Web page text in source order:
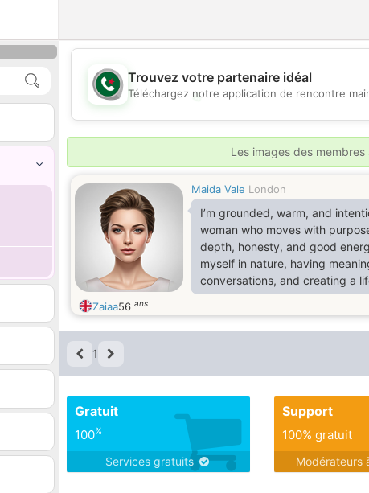
💖
Trouvez votre partenaire idéal
Téléchargez notre application de rencontre
Les images des
Maida Vale London
I’m grounded, warm, and
woman who moves with
depth, honesty, and good
myself in nature, having
conversations, and creating a
spacious and full of substance.
people who are genuine,
emotionally mature, and ready
Zaiaa56 ans
1
Gratuit
100%
Services gratuits
Support
100% gratuit
Modérateurs